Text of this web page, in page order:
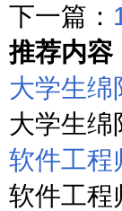
下一篇：
推荐内容
大学生
大学生
软件工程
软件工程